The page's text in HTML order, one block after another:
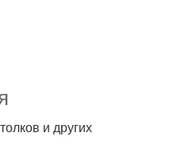
и других